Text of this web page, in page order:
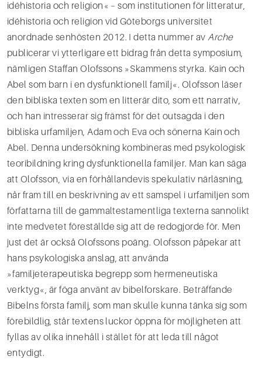
idéhistoria och religion« – som institutionen för litteratur,
idéhistoria och religion vid Göteborgs universitet
anordnade senhösten 2012. I detta nummer av Arche
publicerar vi ytterligare ett bidrag från detta symposium,
nämligen Staffan Olofssons »Skammens styrka. Kain och
Abel som barn i en dysfunktionell familj«. Olofsson läser
den bibliska texten som en litterär dito, som ett narrativ,
och han intresserar sig främst för det outsagda i den
bibliska urfamiljen, Adam och Eva och sönerna Kain och
Abel. Denna undersökning kombineras med psykologisk
teoribildning kring dysfunktionella familjer. Man kan säga
att Olofsson, via en förhållandevis spekulativ närläsning,
når fram till en beskrivning av ett samspel i urfamiljen som
författarna till de gammaltestamentliga texterna sannolikt
inte medvetet föreställde sig att de redogjorde för. Men
just det är också Olofssons poäng. Olofsson påpekar att
hans psykologiska anslag, att använda
»familjeterapeutiska begrepp som hermeneutiska
verktyg«, är föga använt av bibelforskare. Beträffande
Bibelns första familj, som man skulle kunna tänka sig som
förebildlig, står textens luckor öppna för möjligheten att
fyllas av olika innehåll i stället för att leda till något
entydigt.